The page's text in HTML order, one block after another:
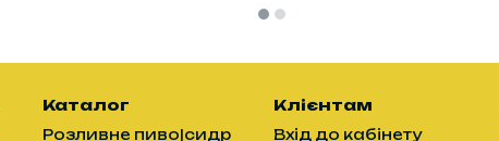
Каталог
Розливне пиво|сидр
Клієнтам
Вхід до кабінету